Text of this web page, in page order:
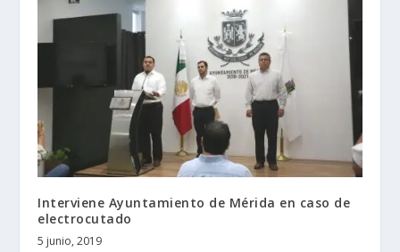
Interviene Ayuntamiento de Mérida en caso de
electrocutado
5 junio, 2019